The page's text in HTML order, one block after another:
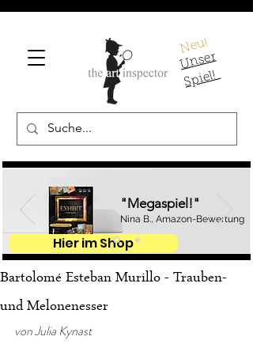
Neu!
U
ns
er
S
pi
el!
"Megaspiel!"
Nina B., Amazon-Bewertung
Hier im Shop
Bartolomé Esteban Murillo - Trauben-
und Melonenesser
von Julia Kynast